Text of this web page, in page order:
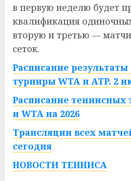
в первую неделю будет
квалификация
вторую и третью —
сеток.
Расписание
турниры WTA и ATP. 2
Расписание теннисных
и WTA на 2026
Трансляции всех
сегодня
НОВОСТИ ТЕННИСА